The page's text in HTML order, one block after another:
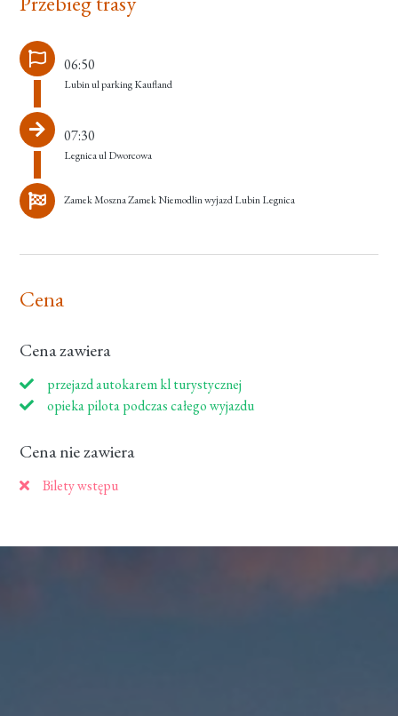
06:50
Lubin ul parking Kaufland
07:30
Legnica ul Dworcowa
Zamek Moszna Zamek Niemodlin wyjazd Lubin Legnica
Cena
Cena zawiera
przejazd autokarem kl turystycznej
opieka pilota podczas całego wyjazdu
Cena nie zawiera
Bilety wstępu